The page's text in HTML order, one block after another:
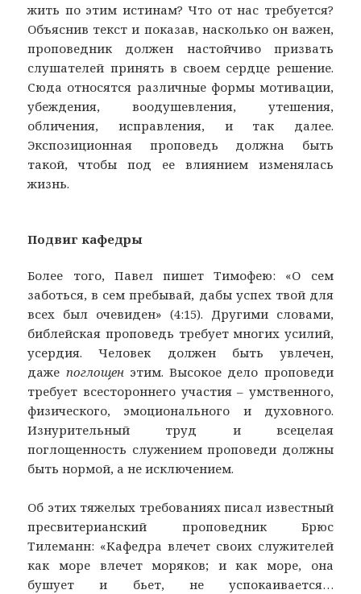
жить по этим истинам? Что от нас требуется?
Объяснив текст и показав, насколько он важен,
проповедник должен настойчиво призвать
слушателей принять в своем сердце решение.
Сюда относятся различные формы мотивации,
убеждения, воодушевления, утешения,
обличения, исправления, и так далее.
Экспозиционная проповедь должна быть
такой, чтобы под ее влиянием изменялась
жизнь.
Подвиг кафедры
Более того, Павел пишет Тимофею: «О сем
заботься, в сем пребывай, дабы успех твой для
всех был очевиден» (4:15). Другими словами,
библейская проповедь требует многих усилий,
усердия. Человек должен быть увлечен,
даже поглощен этим. Высокое дело проповеди
требует всестороннего участия – умственного,
физического, эмоционального и духовного.
Изнурительный труд и всецелая
поглощенность служением проповеди должны
быть нормой, а не исключением.
Об этих тяжелых требованиях писал известный
пресвитерианский проповедник Брюс
Тилеманн: «Кафедра влечет своих служителей
как море влечет моряков; и как море, она
бушует и бьет, не успокаивается…